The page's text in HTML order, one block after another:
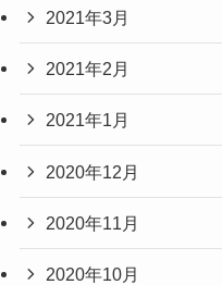
2021年3月
2021年2月
2021年1月
2020年12月
2020年11月
2020年10月